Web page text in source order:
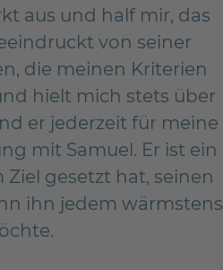
aus und half mir, das
von seiner
die meinen Kriterien
hielt mich stets über
er jederzeit für meine
mit Samuel. Er ist ein
gesetzt hat, seinen
ihn jedem wärmstens